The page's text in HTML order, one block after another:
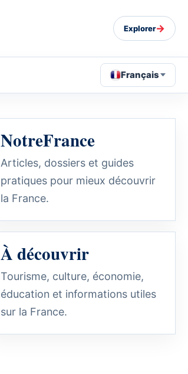
Explorer→
Français
NotreFrance
Articles, dossiers et guides
pratiques pour mieux découvrir
la France.
À découvrir
Tourisme, culture, économie,
éducation et informations utiles
sur la France.